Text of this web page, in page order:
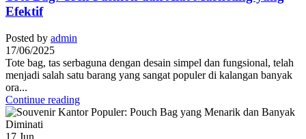
Efektif
Posted by admin
17/06/2025
Tote bag, tas serbaguna dengan desain simpel dan fungsional, telah
menjadi salah satu barang yang sangat populer di kalangan banyak
ora...
Continue reading
17 Jun